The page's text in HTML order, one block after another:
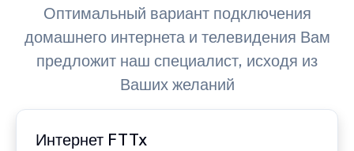
Оптимальный вариант подключения
домашнего интернета и телевидения Вам
предложит наш специалист, исходя из
Ваших желаний
Интернет FTTx